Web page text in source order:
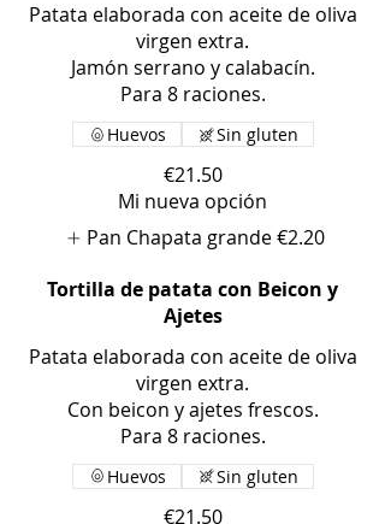
Patata elaborada con aceite de oliva
virgen extra.
Jamón serrano y calabacín.
€21.50
Huevos Sin gluten
Mi nueva opción
Pan Chapata grande€2.20
Tortilla de patata con Beicon y
Ajetes
Patata elaborada con aceite de oliva
virgen extra.
Con beicon y ajetes frescos.
€21.50
Huevos Sin gluten